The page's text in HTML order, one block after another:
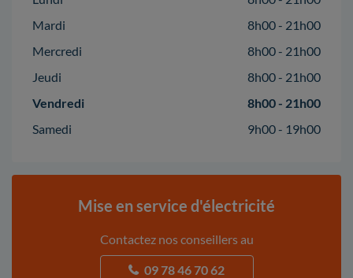
Mardi
8h00 - 21h00
Mercredi
8h00 - 21h00
Jeudi
8h00 - 21h00
Vendredi
8h00 - 21h00
Samedi
9h00 - 19h00
Mise en service d'électricité
Contactez nos conseillers au
09 78 46 70 62